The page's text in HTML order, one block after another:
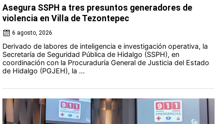
Asegura SSPH a tres presuntos generadores de
violencia en Villa de Tezontepec
6 agosto, 2026
Derivado de labores de inteligencia e investigación operativa, la
Secretaría de Seguridad Pública de Hidalgo (SSPH), en
coordinación con la Procuraduría General de Justicia del Estado
de Hidalgo (PGJEH), la ...